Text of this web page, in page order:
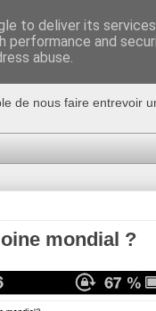
de nous faire entrevoir
mondial ?
to deliver its
performance and
abuse.